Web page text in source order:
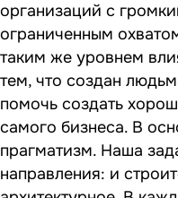
организаций с
ограниченным
таким же уровнем
тем, что создан
помочь создать
самого бизнеса. В
прагматизм. Наша
направления: и